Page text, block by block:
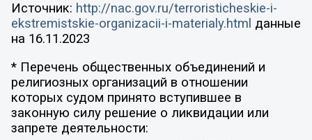
Источник: http://nac.gov.ru/terroristicheskie-i-
ekstremistskie-organizacii-i-materialy.html данные
на 16.11.2023
* Перечень общественных объединений и
религиозных организаций в отношении
которых судом принято вступившее в
законную силу решение о ликвидации или
запрете деятельности: